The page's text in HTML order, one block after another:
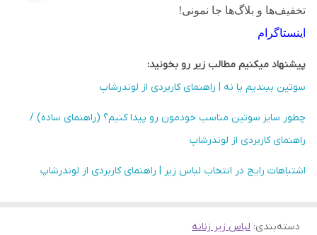
تخفیف‌ها و بلاگ‌ها جا نمونی!
اینستاگرام
پیشنهاد میکنیم مطالب زیر رو بخونید:
سوتین ببندیم یا نه | راهنمای کاربردی از لوندرشاپ
چطور سایز سوتین مناسب خودمون رو پیدا کنیم؟ (راهنمای ساده) /
راهنمای کاربردی از لوندرشاپ
اشتباهات رایج در انتخاب لباس زیر | راهنمای کاربردی از لوندرشاپ
دسته‌بندی: لباس زیر زنانه